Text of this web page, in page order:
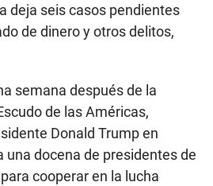
deja seis casos pendientes
de dinero y otros delitos,
semana después de la
de las Américas,
Donald Trump en
una docena de presidentes de
cooperar en la lucha